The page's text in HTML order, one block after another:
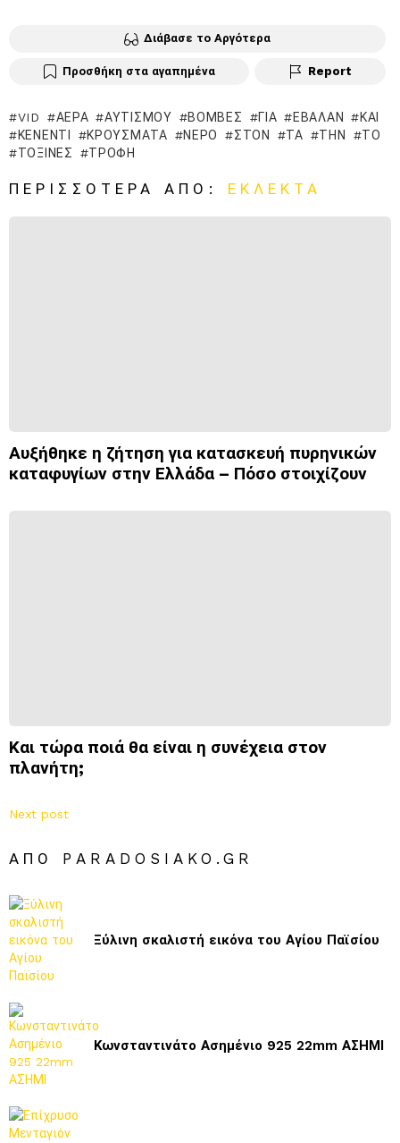
Διάβασε το Αργότερα
Προσθήκη στα αγαπημένα Report
VID ΑΈΡΑ ΑΥΤΙΣΜΟΎ ΒΌΜΒΕΣ ΓΙΑ ΈΒΑΛΑΝ
ΚΑΙ
ΚΈΝΕΝΤΙ
ΚΡΟΎΣΜΑΤΑ ΝΕΡΌ ΣΤΟΝ ΤΑ ΤΗΝ
ΤΟ
ΤΟΞΊΝΕΣ
ΤΡΟΦΉ
ΠΕΡΙΣΣΌΤΕΡΑ ΑΠΌ: ΕΚΛΕΚΤΆ
Αυξήθηκε η ζήτηση για κατασκευή πυρηνικών
καταφυγίων στην Ελλάδα – Πόσο στοιχίζουν
Και τώρα ποιά θα είναι η συνέχεια στον
πλανήτη;
Next post
ΑΠΌ PARADOSIAKO.GR
Ξύλινη σκαλιστή εικόνα του Αγίου Παϊσίου
Κωνσταντινάτο Ασημένιο 925 22mm ΑΣΗΜΙ